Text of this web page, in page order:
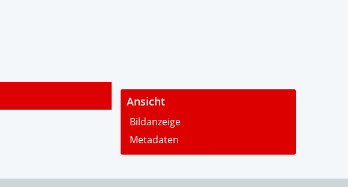
- Ansicht
Bildanzeige
Metadaten